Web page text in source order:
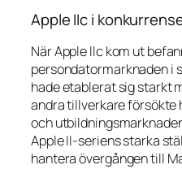
Apple IIc i
När Apple IIc kom ut
persondatormarknaden i
hade etablerat sig starkt
andra tillverkare försökte
och
Apple II-seriens starka
hantera övergången till